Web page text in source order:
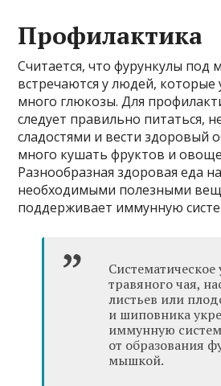
Профилактика
Считается, что фурункулы
встречаются у людей, которые
много глюкозы. Для
следует правильно питаться,
сладостями и вести здоровый
много кушать фруктов и
Разнообразная здоровая еда
необходимыми полезными
поддерживает иммунную
Систематическое
травяного чая,
листьев или
и шиповника
иммунную
от образования
мышкой.